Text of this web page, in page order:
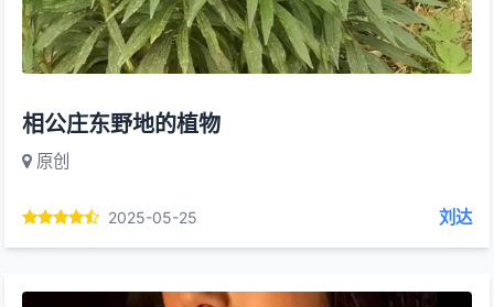
相公庄东野地的植物
原创
2025-05-25 刘达